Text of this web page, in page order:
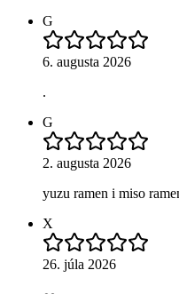
G
6. augusta 2026
.
G
2. augusta 2026
yuzu ramen i miso
X
26. júla 2026